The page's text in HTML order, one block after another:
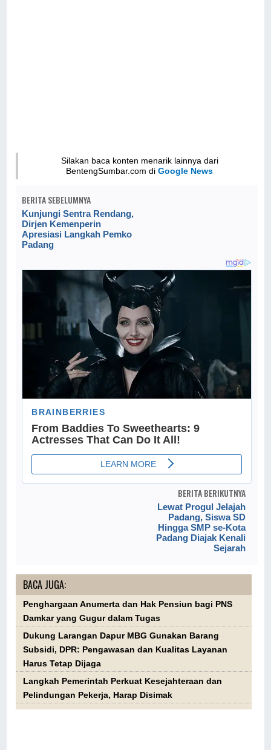
Silakan baca konten menarik lainnya dari
BentengSumbar.com diGoogle News
BERITA SEBELUMNYA
Kunjungi Sentra Rendang,
Dirjen Kemenperin
Apresiasi Langkah Pemko
Padang
BERITA BERIKUTNYA
Lewat Progul Jelajah
Padang, Siswa SD
Hingga SMP se-Kota
Padang Diajak Kenali
Sejarah
BACA JUGA:
Penghargaan Anumerta dan Hak Pensiun bagi PNS
Damkar yang Gugur dalam Tugas
Dukung Larangan Dapur MBG Gunakan Barang
Subsidi, DPR: Pengawasan dan Kualitas Layanan
Harus Tetap Dijaga
Langkah Pemerintah Perkuat Kesejahteraan dan
Pelindungan Pekerja, Harap Disimak